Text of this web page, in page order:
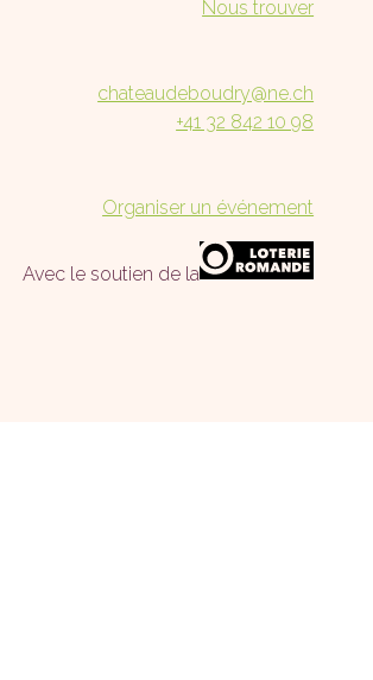
Nous trouver
chateaudeboudry@ne.ch
+41 32 842 10 98
Organiser un événement
Avec le soutien de la